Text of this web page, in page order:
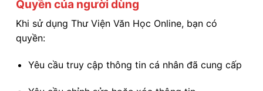
Quyền của người dùng
Khi sử dụng Thư Viện Văn Học Online, bạn có
quyền:
Yêu cầu truy cập thông tin cá nhân đã cung cấp